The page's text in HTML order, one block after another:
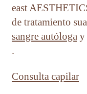
Consulta capilar
east
de tratamiento
sangre autóloga y
.